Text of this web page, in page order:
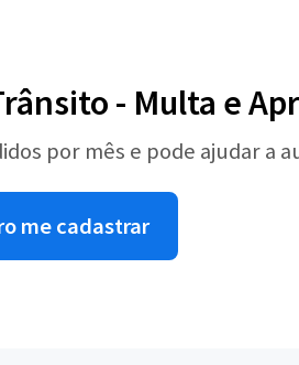
- Multa e
por mês e pode ajudar a
me cadastrar